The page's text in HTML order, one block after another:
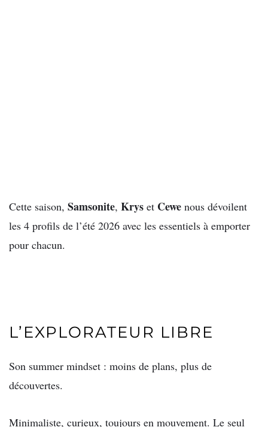
Cette saison, Samsonite, Krys et Cewe nous dévoilent
les 4 profils de l’été 2026 avec les essentiels à emporter
pour chacun.
L’EXPLORATEUR LIBRE
Son summer mindset : moins de plans, plus de
découvertes.
Minimaliste, curieux, toujours en mouvement. Le seul